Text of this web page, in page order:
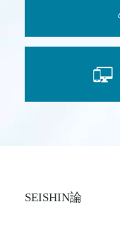
SEISHIN論